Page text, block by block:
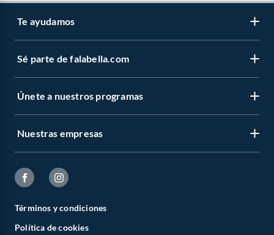
Te ayudamos
Sé parte de falabella.com
Únete a nuestros programas
Nuestras empresas
Términos y condiciones
Política de cookies